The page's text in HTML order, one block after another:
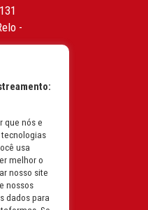
-
que nós e
usa
melhor o
nosso site
nossos
dados para